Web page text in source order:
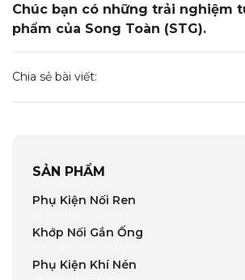
Chúc bạn có những trải nghiệm
phẩm của Song Toàn (STG).
Chia sẻ bài viết:
SẢN PHẨM
Phụ Kiện Nối Ren
Khớp Nối Gắn Ống
Phụ Kiện Khí Nén